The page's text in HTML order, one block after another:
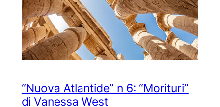
“Nuova Atlantide” n 6: “Morituri”
di Vanessa West